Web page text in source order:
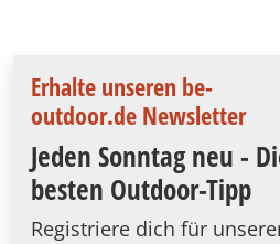
Erhalte unseren be-
outdoor.de Newsletter
Jeden Sonntag neu -
besten Outdoor-Tipp
Registriere dich für